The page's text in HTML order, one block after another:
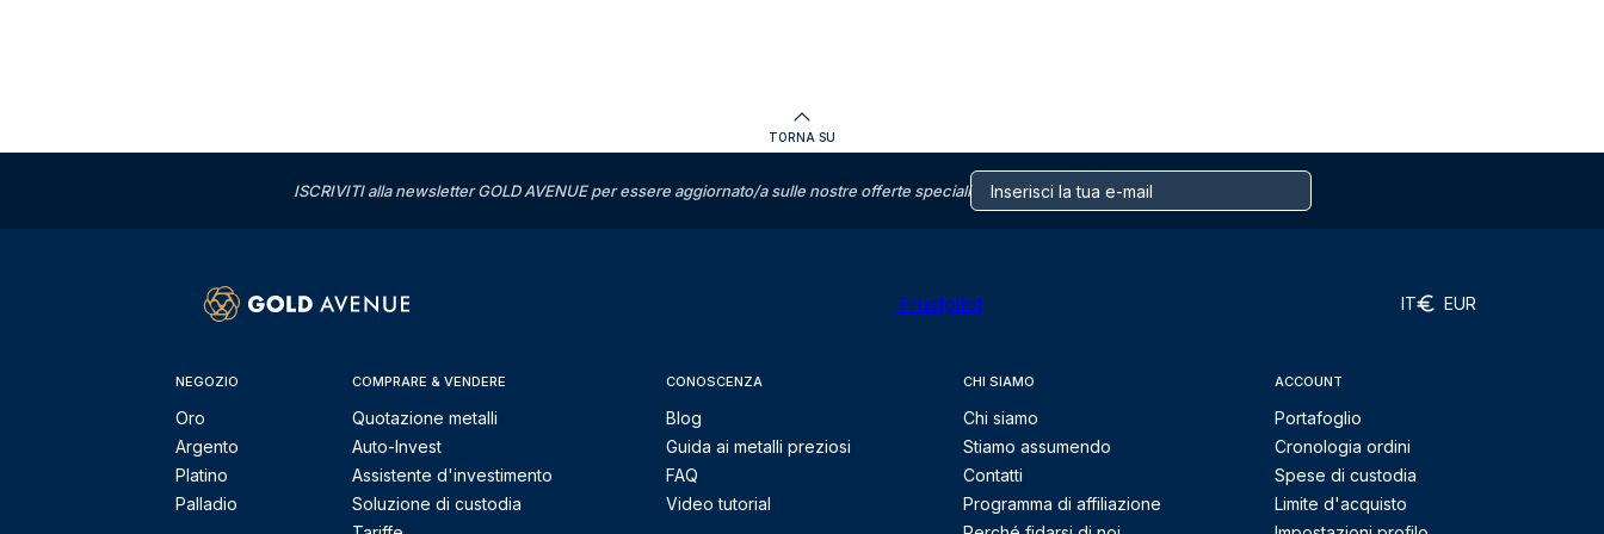
TORNA SU
ISCRIVITI alla newsletter GOLD AVENUE per essere aggiornato/a sulle nostre offerte speciali
Trustpilot IT EUR
NEGOZIO
Oro
Argento
Platino
Palladio
COMPRARE & VENDERE
Quotazione metalli
Auto-Invest
Assistente d'investimento
Soluzione di custodia
CONOSCENZA
Blog
Guida ai metalli preziosi
FAQ
Video tutorial
CHI SIAMO
Chi siamo
Stiamo assumendo
Contatti
Programma di affiliazione
ACCOUNT
Portafoglio
Cronologia ordini
Spese di custodia
Limite d'acquisto